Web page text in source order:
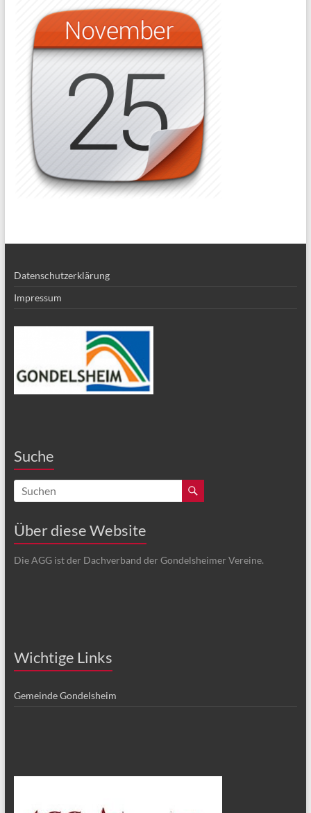
Datenschutzerklärung
Impressum
Suche
Über diese Website
Die AGG ist der Dachverband der Gondelsheimer Vereine.
Wichtige Links
Gemeinde Gondelsheim